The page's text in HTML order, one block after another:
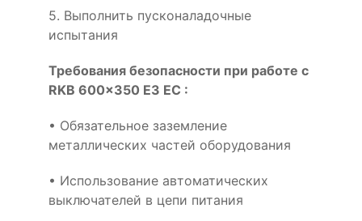
5. Выполнить пусконаладочные
испытания
Требования безопасности при работе с
RKB 600x350 E3 EC :
• Обязательное заземление
металлических частей оборудования
• Использование автоматических
выключателей в цепи питания